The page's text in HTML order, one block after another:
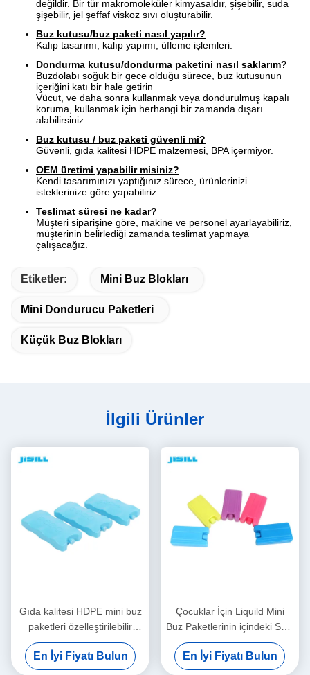
değildir. Bir tür makromoleküler kimyasaldır, şişebilir, suda
şişebilir, jel şeffaf viskoz sıvı oluşturabilir.
Buz kutusu/buz paketi nasıl yapılır?
Kalıp tasarımı, kalıp yapımı, üfleme işlemleri.
Dondurma kutusu/dondurma paketini nasıl saklarım?
Buzdolabı soğuk bir gece olduğu sürece, buz kutusunun
içeriğini katı bir hale getirin
Vücut, ve daha sonra kullanmak veya dondurulmuş kapalı
koruma, kullanmak için herhangi bir zamanda dışarı
alabilirsiniz.
Buz kutusu / buz paketi güvenli mi?
Güvenli, gıda kalitesi HDPE malzemesi, BPA içermiyor.
OEM üretimi yapabilir misiniz?
Kendi tasarımınızı yaptığınız sürece, ürünlerinizi
isteklerinize göre yapabiliriz.
Teslimat süresi ne kadar?
Müşteri siparişine göre, makine ve personel ayarlayabiliriz,
müşterinin belirlediği zamanda teslimat yapmaya
çalışacağız.
Etiketler: Mini Buz Blokları
Mini Dondurucu Paketleri
Küçük Buz Blokları
İlgili Ürünler
Gıda kalitesi HDPE mini buz
paketleri özelleştirilebilir
şekil/renk/boyut/baskı/paketleme
15-20 gün teslimat
En İyi Fiyatı Bulun
Çocuklar İçin Liquild Mini
Buz Paketlerinin içindeki SAP
CMC 10.8 * 5.8 * 2cm
En İyi Fiyatı Bulun